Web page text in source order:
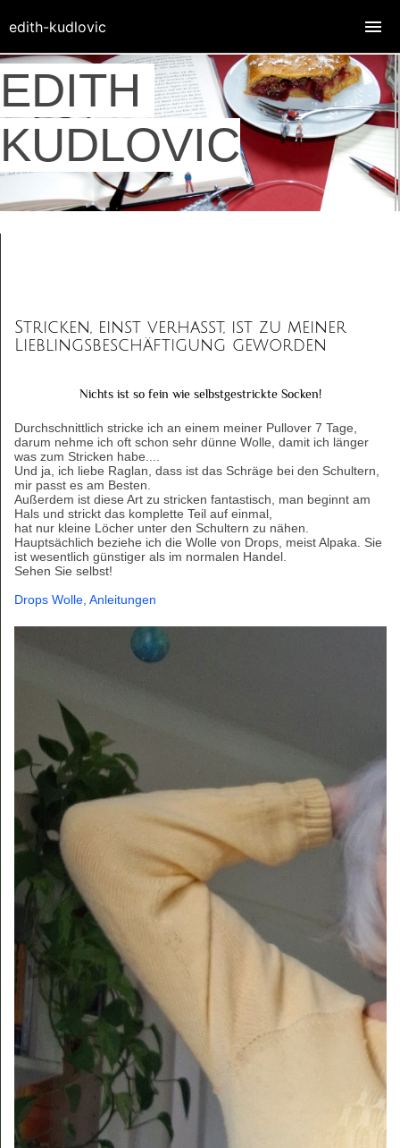
EDITH
KUDLOVIC
Stricken, einst verhasst, ist zu meiner
Lieblingsbeschäftigung geworden
Nichts ist so fein wie selbstgestrickte Socken!
Durchschnittlich stricke ich an einem meiner Pullover 7 Tage,
darum nehme ich oft schon sehr dünne Wolle, damit ich länger
was zum Stricken habe....
Und ja, ich liebe Raglan, dass ist das Schräge bei den Schultern,
mir passt es am Besten.
Außerdem ist diese Art zu stricken fantastisch, man beginnt am
Hals und strickt das komplette Teil auf einmal,
hat nur kleine Löcher unter den Schultern zu nähen.
Hauptsächlich beziehe ich die Wolle von Drops, meist Alpaka. Sie
ist wesentlich günstiger als im normalen Handel.
Sehen Sie selbst!
Drops Wolle, Anleitungen
edith-kudlovic